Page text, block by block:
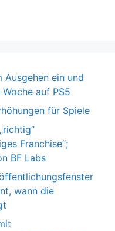
ein und
auf PS5
für Spiele
Franchise“;
BF Labs
wann die